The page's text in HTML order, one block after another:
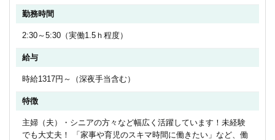
勤務時間
2:30～5:30（実働1.5ｈ程度）
給与
時給1317円～（深夜手当含む）
特徴
主婦（夫）・シニアの方々など幅広く活躍しています！未経験
でも大丈夫！ 「家事や育児のスキマ時間に働きたい」など、働